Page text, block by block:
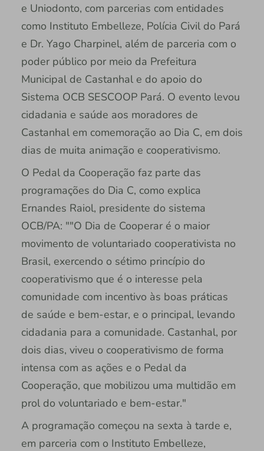
e Uniodonto, com parcerias com entidades
como Instituto Embelleze, Polícia Civil do Pará
e Dr. Yago Charpinel, além de parceria com o
poder público por meio da Prefeitura
Municipal de Castanhal e do apoio do
Sistema OCB SESCOOP Pará. O evento levou
cidadania e saúde aos moradores de
Castanhal em comemoração ao Dia C, em dois
dias de muita animação e cooperativismo.
O Pedal da Cooperação faz parte das
programações do Dia C, como explica
Ernandes Raiol, presidente do sistema
OCB/PA: ""O Dia de Cooperar é o maior
movimento de voluntariado cooperativista no
Brasil, exercendo o sétimo princípio do
cooperativismo que é o interesse pela
comunidade com incentivo às boas práticas
de saúde e bem-estar, e o principal, levando
cidadania para a comunidade. Castanhal, por
dois dias, viveu o cooperativismo de forma
intensa com as ações e o Pedal da
Cooperação, que mobilizou uma multidão em
prol do voluntariado e bem-estar."
A programação começou na sexta à tarde e,
em parceria com o Instituto Embelleze,